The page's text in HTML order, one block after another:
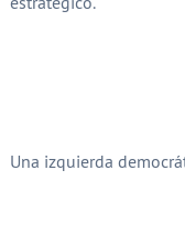
Una izquierda